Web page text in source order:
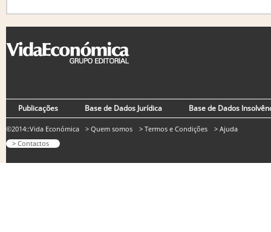
Publicações Base de Dados Jurídica Base de Dados
©2014::Vida Económica
> Contactos
> Quem somos > Termos e Condições > Ajuda